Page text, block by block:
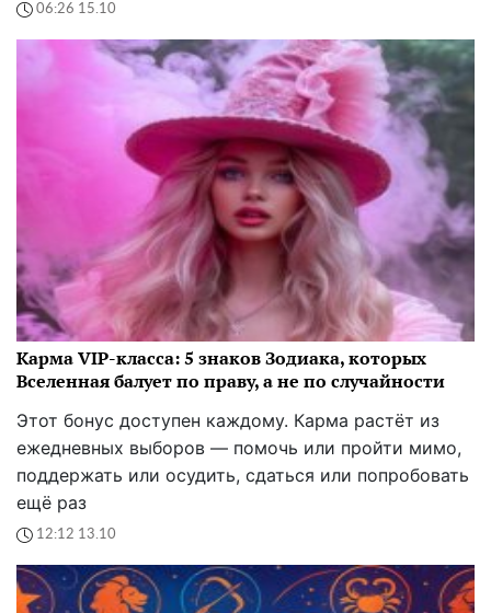
06:26 15.10
Карма VIP-класса: 5 знаков Зодиака, которых
Вселенная балует по праву, а не по случайности
Этот бонус доступен каждому. Карма растёт из
ежедневных выборов — помочь или пройти мимо,
поддержать или осудить, сдаться или попробовать
ещё раз
12:12 13.10